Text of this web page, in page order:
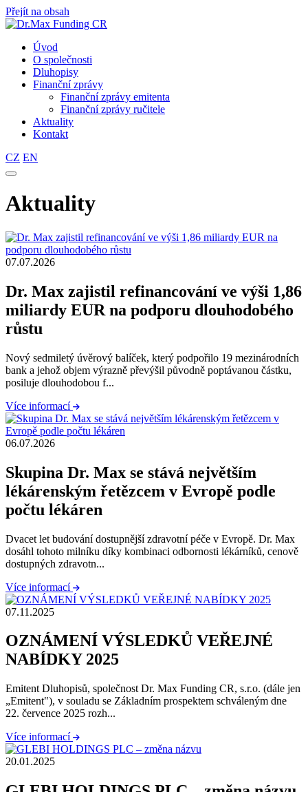
Přejít na obsah
Úvod
O společnosti
Dluhopisy
Finanční zprávy
Finanční zprávy emitenta
Finanční zprávy ručitele
Aktuality
Kontakt
CZ EN
Aktuality
07.07.2026
Dr. Max zajistil refinancování ve výši 1,86
miliardy EUR na podporu dlouhodobého
růstu
Nový sedmiletý úvěrový balíček, který podpořilo 19 mezinárodních
bank a jehož objem výrazně převýšil původně poptávanou částku,
posiluje dlouhodobou f...
Více informací
06.07.2026
Skupina Dr. Max se stává největším
lékárenským řetězcem v Evropě podle
počtu lékáren
Dvacet let budování dostupnější zdravotní péče v Evropě. Dr. Max
dosáhl tohoto milníku díky kombinaci odbornosti lékárníků, cenově
dostupných zdravotn...
Více informací
07.11.2025
OZNÁMENÍ VÝSLEDKŮ VEŘEJNÉ
NABÍDKY 2025
Emitent Dluhopisů, společnost Dr. Max Funding CR, s.r.o. (dále jen
„Emitent"), v souladu se Základním prospektem schváleným dne
22. července 2025 rozh...
Více informací
20.01.2025